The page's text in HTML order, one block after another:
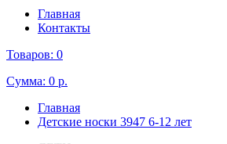
Главная
Контакты
Товаров: 0
Сумма: 0 р.
Главная
Детские носки 3947 6-12 лет